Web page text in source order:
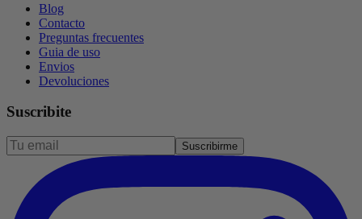
Blog
Contacto
Preguntas frecuentes
Guia de uso
Envios
Devoluciones
Suscribite
Suscribirme